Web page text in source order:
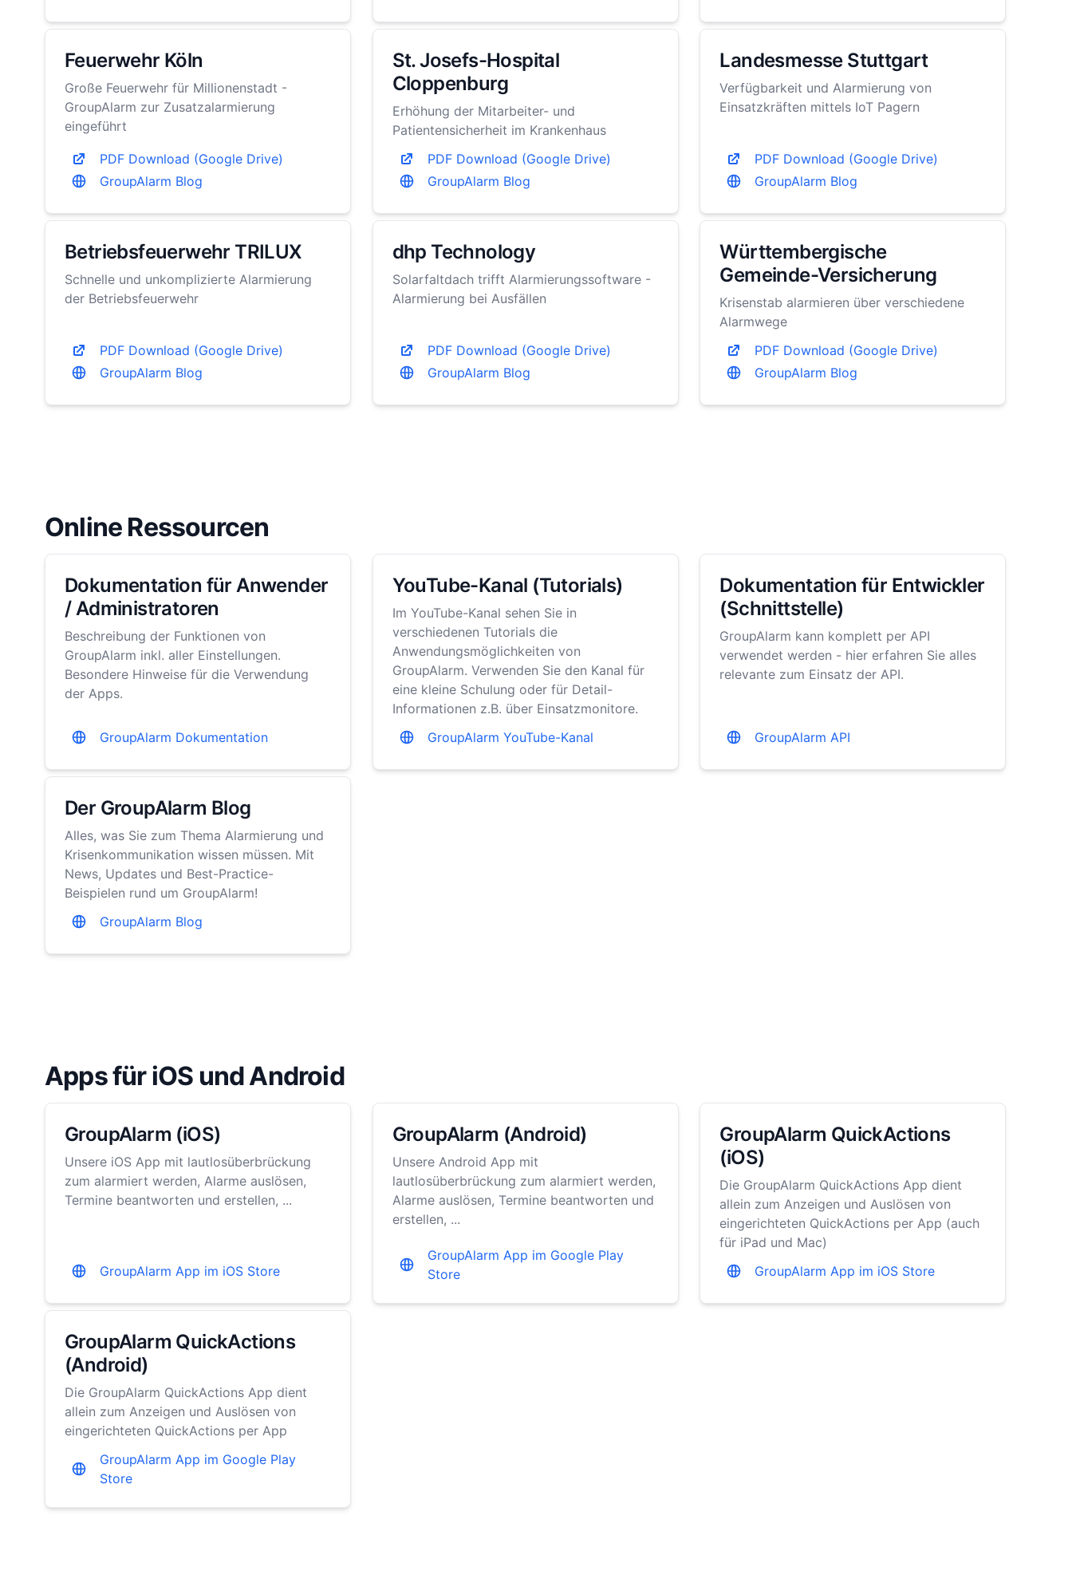
Feuerwehr Köln
Große Feuerwehr für Millionenstadt -
GroupAlarm zur Zusatzalarmierung
eingeführt
PDF Download (Google Drive)
GroupAlarm Blog
St. Josefs-Hospital
Cloppenburg
Erhöhung der Mitarbeiter- und
Patientensicherheit im Krankenhaus
PDF Download (Google Drive)
GroupAlarm Blog
Landesmesse Stuttgart
Verfügbarkeit und Alarmierung von
Einsatzkräften mittels IoT Pagern
PDF Download (Google Drive)
GroupAlarm Blog
Betriebsfeuerwehr TRILUX
Schnelle und unkomplizierte Alarmierung
der Betriebsfeuerwehr
PDF Download (Google Drive)
GroupAlarm Blog
dhp Technology
Solarfaltdach trifft Alarmierungssoftware -
Alarmierung bei Ausfällen
PDF Download (Google Drive)
GroupAlarm Blog
Württembergische
Gemeinde-Versicherung
Krisenstab alarmieren über verschiedene
Alarmwege
PDF Download (Google Drive)
GroupAlarm Blog
Online Ressourcen
Dokumentation für Anwender
/ Administratoren
Beschreibung der Funktionen von
GroupAlarm inkl. aller Einstellungen.
Besondere Hinweise für die Verwendung
der Apps.
GroupAlarm Dokumentation
YouTube-Kanal (Tutorials)
Im YouTube-Kanal sehen Sie in
verschiedenen Tutorials die
Anwendungsmöglichkeiten von
GroupAlarm. Verwenden Sie den Kanal für
eine kleine Schulung oder für Detail-
Informationen z.B. über Einsatzmonitore.
GroupAlarm YouTube-Kanal
Dokumentation für Entwickler
(Schnittstelle)
GroupAlarm kann komplett per API
verwendet werden - hier erfahren Sie alles
relevante zum Einsatz der API.
GroupAlarm API
Der GroupAlarm Blog
Alles, was Sie zum Thema Alarmierung und
Krisenkommunikation wissen müssen. Mit
News, Updates und Best-Practice-
Beispielen rund um GroupAlarm!
GroupAlarm Blog
Apps für iOS und Android
GroupAlarm (iOS)
Unsere iOS App mit lautlosüberbrückung
zum alarmiert werden, Alarme auslösen,
Termine beantworten und erstellen, ...
GroupAlarm App im iOS Store
GroupAlarm (Android)
Unsere Android App mit
lautlosüberbrückung zum alarmiert werden,
Alarme auslösen, Termine beantworten und
erstellen, ...
GroupAlarm App im Google Play
Store
GroupAlarm QuickActions
(iOS)
Die GroupAlarm QuickActions App dient
allein zum Anzeigen und Auslösen von
eingerichteten QuickActions per App (auch
für iPad und Mac)
GroupAlarm App im iOS Store
GroupAlarm QuickActions
(Android)
Die GroupAlarm QuickActions App dient
allein zum Anzeigen und Auslösen von
eingerichteten QuickActions per App
GroupAlarm App im Google Play
Store